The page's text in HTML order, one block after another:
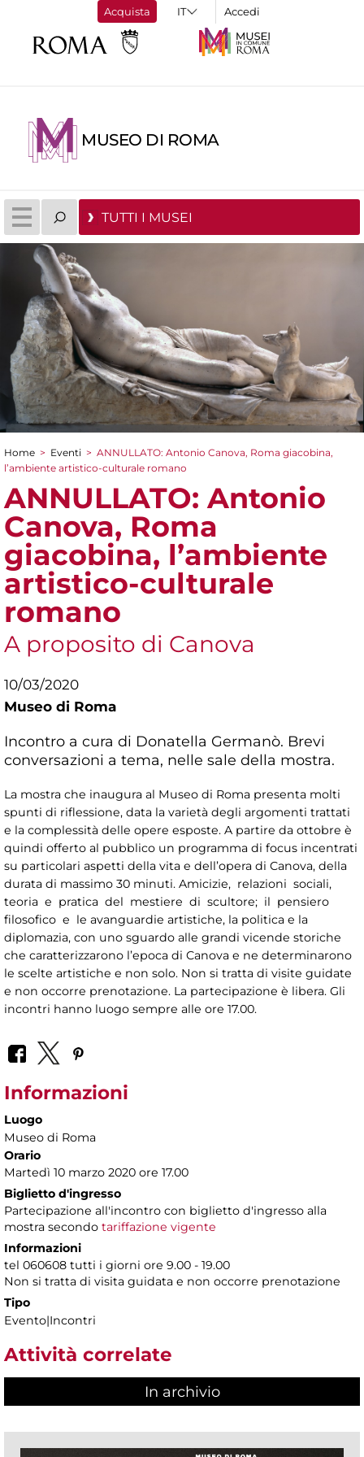
Acquista Accedi
MUSEO DI ROMA
TUTTI I MUSEI
Tu sei qui
Home > Eventi > ANNULLATO: Antonio Canova, Roma giacobina,
l’ambiente artistico-culturale romano
ANNULLATO: Antonio
Canova, Roma
giacobina, l’ambiente
artistico-culturale
romano
A proposito di Canova
10/03/2020
Museo di Roma
Incontro a cura di Donatella Germanò. Brevi
conversazioni a tema, nelle sale della mostra.
La mostra che inaugura al Museo di Roma presenta molti
spunti di riflessione, data la varietà degli argomenti trattati
e la complessità delle opere esposte. A partire da ottobre è
quindi offerto al pubblico un programma di focus incentrati
su particolari aspetti della vita e dell’opera di Canova, della
durata di massimo 30 minuti. Amicizie, relazioni sociali,
teoria e pratica del mestiere di scultore; il pensiero
filosofico e le avanguardie artistiche, la politica e la
diplomazia, con uno sguardo alle grandi vicende storiche
che caratterizzarono l’epoca di Canova e ne determinarono
le scelte artistiche e non solo. Non si tratta di visite guidate
e non occorre prenotazione. La partecipazione è libera. Gli
incontri hanno luogo sempre alle ore 17.00.
Informazioni
Luogo
Museo di Roma
Orario
Martedì 10 marzo 2020 ore 17.00
Biglietto d'ingresso
Partecipazione all'incontro con biglietto d'ingresso alla
mostra secondo tariffazione vigente
Informazioni
tel 060608 tutti i giorni ore 9.00 - 19.00
Non si tratta di visita guidata e non occorre prenotazione
Tipo
Evento|Incontri
Attività correlate
In archivio